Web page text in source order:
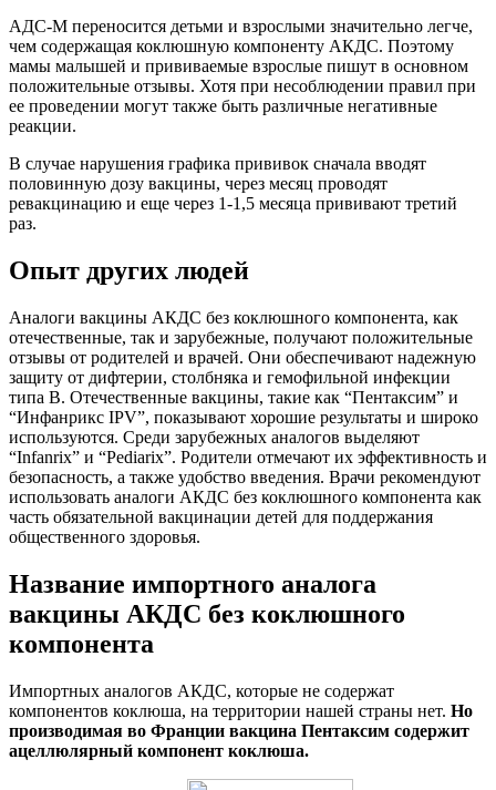
АДС-М переносится детьми и взрослыми значительно легче,
чем содержащая коклюшную компоненту АКДС. Поэтому
мамы малышей и прививаемые взрослые пишут в основном
положительные отзывы. Хотя при несоблюдении правил при
ее проведении могут также быть различные негативные
реакции.
В случае нарушения графика прививок сначала вводят
половинную дозу вакцины, через месяц проводят
ревакцинацию и еще через 1-1,5 месяца прививают третий
раз.
Опыт других людей
Аналоги вакцины АКДС без коклюшного компонента, как
отечественные, так и зарубежные, получают положительные
отзывы от родителей и врачей. Они обеспечивают надежную
защиту от дифтерии, столбняка и гемофильной инфекции
типа В. Отечественные вакцины, такие как “Пентаксим” и
“Инфанрикс IPV”, показывают хорошие результаты и широко
используются. Среди зарубежных аналогов выделяют
“Infanrix” и “Pediarix”. Родители отмечают их эффективность и
безопасность, а также удобство введения. Врачи рекомендуют
использовать аналоги АКДС без коклюшного компонента как
часть обязательной вакцинации детей для поддержания
общественного здоровья.
Название импортного аналога
вакцины АКДС без коклюшного
компонента
Импортных аналогов АКДС, которые не содержат
компонентов коклюша, на территории нашей страны нет. Но
производимая во Франции вакцина Пентаксим содержит
ацеллюлярный компонент коклюша.